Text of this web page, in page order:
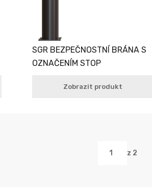
SGR BEZPEČNOSTNÍ BRÁNA S
OZNAČENÍM STOP
Zobrazit produkt
z 2